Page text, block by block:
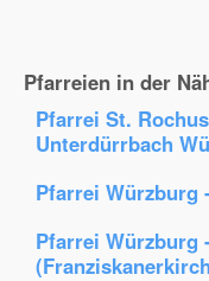
Pfarreien in der
Pfarrei St.
Unterdürrbach
Pfarrei Würzburg
Pfarrei Würzburg